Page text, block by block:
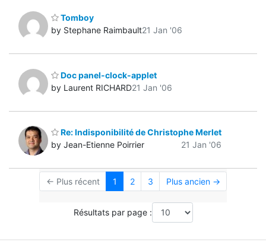
Tomboy
by Stephane Raimbault21 Jan '06
Doc panel-clock-applet
by Laurent RICHARD21 Jan '06
Re: Indisponibilité de Christophe Merlet
by Jean-Etienne Poirrier
21 Jan '06
← Plus récent 1 2 3 Plus ancien →
Résultats par page :